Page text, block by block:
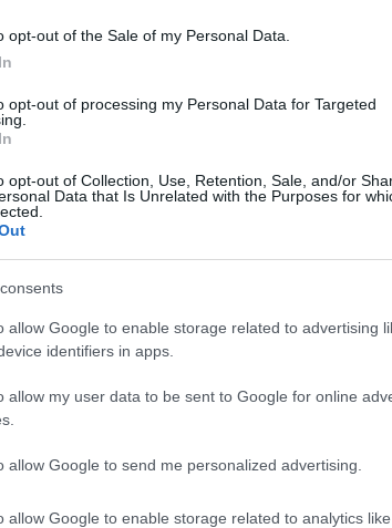
opt-out of the Sale of my Personal Data.
opt-out of processing my Personal Data for Targeted
opt-out of Collection, Use, Retention, Sale, and/or
Data that Is Unrelated with the Purposes for
allow Google to enable storage related to advertising
identifiers in apps.
allow my user data to be sent to Google for online
allow Google to send me personalized advertising.
allow Google to enable storage related to analytics
remboursements, mais l’appel du
conteste l’obligation de
à une situation déjà délicate.